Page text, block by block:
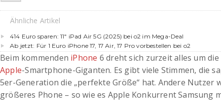
Ähnliche Artikel
414 Euro sparen: 11″ iPad Air 5G (2025) bei o2 im Mega-Deal
Ab jetzt: Für 1 Euro iPhone 17, 17 Air, 17 Pro vorbestellen bei o2
Beim kommenden iPhone 6 dreht sich zurzeit alles um
Apple-Smartphone-Giganten. Es gibt viele Stimmen, die
5er-Generation die „perfekte Größe“ hat. Andere Nutzer
größeres Phone – so wie es Apple Konkurrent Samsung